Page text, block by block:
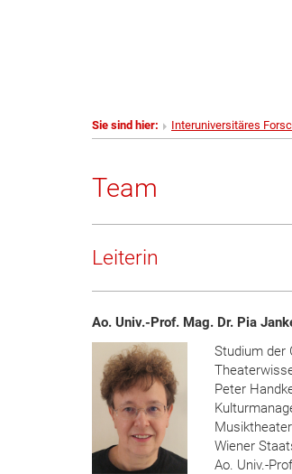
Sie sind hier: Interuniversitäres
Team
Leiterin
Ao. Univ.-Prof. Mag. Dr. Pia
Studium der
Peter
Wiener
Ao. Univ.-